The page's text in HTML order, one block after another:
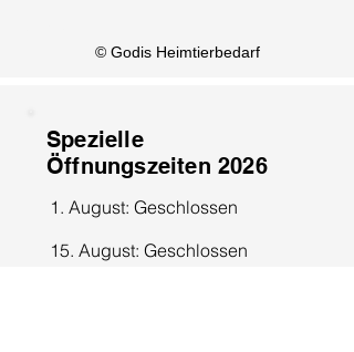
© Godis Heimtierbedarf
Spezielle
Öffnungszeiten 2026
1. August: Geschlossen
15. August: Geschlossen